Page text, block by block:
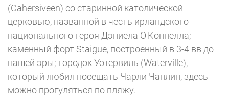
(Cahersiveen) со старинной католической
церковью, названной в честь ирландского
национального героя Дэниела О'Коннелла;
каменный форт Staigue, построенный в 3-4 вв до
нашей эры; городок Уотервиль (Waterville),
который любил посещать Чарли Чаплин, здесь
можно прогуляться по пляжу.